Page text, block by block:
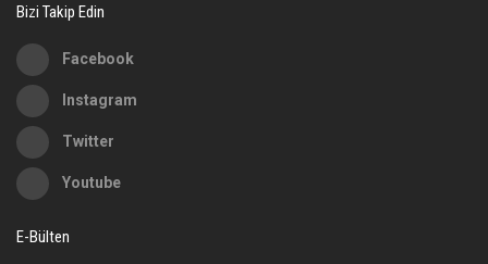
Bizi Takip Edin
Facebook
Instagram
Twitter
Youtube
E-Bülten